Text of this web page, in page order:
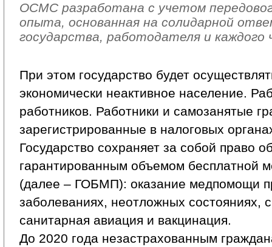
ОСМС разработана с учетом
опыта, основанная на солидарной
государства, работодателя и каждого
При этом государство будет
экономически неактивное население.
работников. Работники и самозанятые
зарегистрированные в налоговых
Государство сохраняет за собой право
гарантированным объемом бесплатной
(далее – ГОБМП): оказание медпомощи
заболеваниях, неотложных состояниях,
санитарная авиация и вакцинация.
До 2020 года незастрахованным